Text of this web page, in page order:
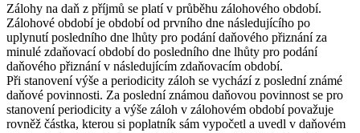
Zálohy na daň z příjmů se platí v průběhu zálohového období.
Zálohové období je období od prvního dne následujícího po
uplynutí posledního dne lhůty pro podání daňového přiznání za
minulé zdaňovací období do posledního dne lhůty pro podání
daňového přiznání v následujícím zdaňovacím období.
Při stanovení výše a periodicity záloh se vychází z poslední známé
daňové povinnosti. Za poslední známou daňovou povinnost se pro
stanovení periodicity a výše záloh v zálohovém období považuje
rovněž částka, kterou si poplatník sám vypočetl a uvedl v daňovém